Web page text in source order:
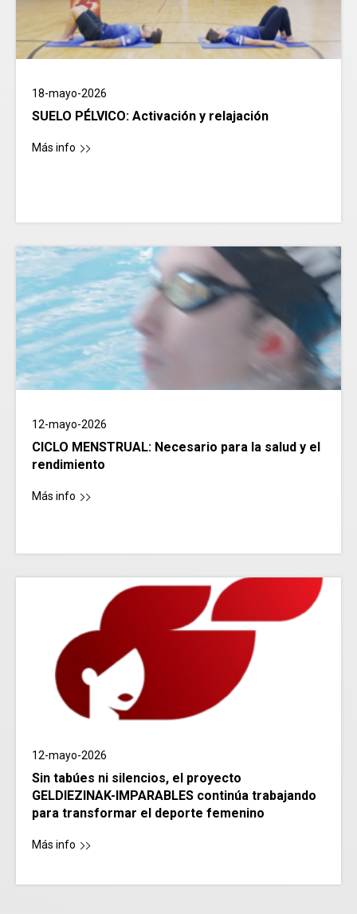
18-mayo-2026
SUELO PÉLVICO: Activación y relajación
Más info
12-mayo-2026
CICLO MENSTRUAL: Necesario para la salud y el
rendimiento
Más info
12-mayo-2026
Sin tabúes ni silencios, el proyecto
GELDIEZINAK-IMPARABLES continúa trabajando
para transformar el deporte femenino
Más info